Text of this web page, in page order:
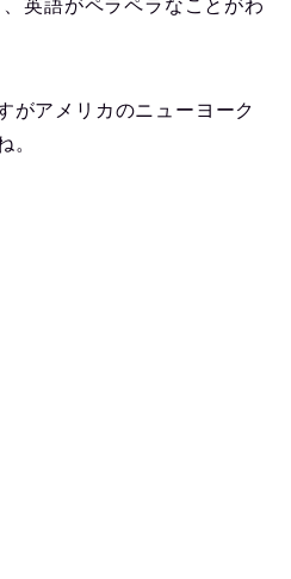
英語がペラペラなことがわ
がアメリカのニューヨーク
。